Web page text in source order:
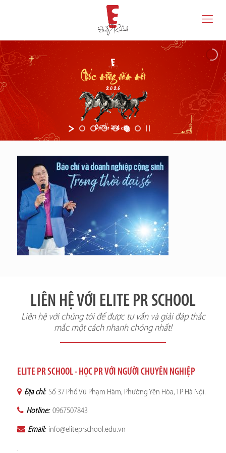
LIÊN HỆ VỚI ELITE PR SCHOOL
Liên hệ với chúng tôi để được tư vấn và giải đáp thắc
mắc một cách nhanh chóng nhất!
ELITE PR SCHOOL - HỌC PR VỚI NGƯỜI CHUYÊN NGHIỆP
Địa chỉ: Số 37 Phố Vũ Phạm Hàm, Phường Yên Hòa, TP Hà Nội.
Hotline: 0967507843
Email: info@eliteprschool.edu.vn